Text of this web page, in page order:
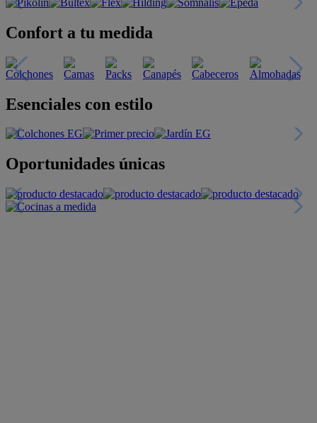
Confort a tu medida
Esenciales con estilo
Oportunidades únicas